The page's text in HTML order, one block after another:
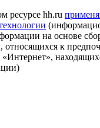
ресурсе hh.ru
на основе
относящихся к
«Интернет»,